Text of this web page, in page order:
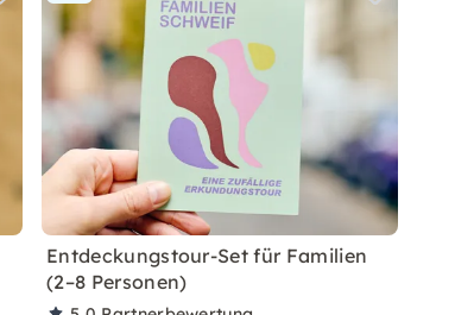
Entdeckungstour-Set für Familien
(2–8 Personen)